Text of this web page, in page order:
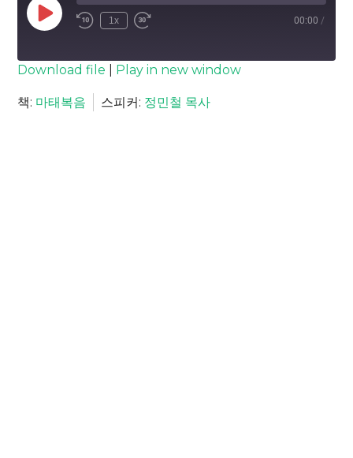
Play
Episode
1x 00:00 /
SUBSCRIBE
RSS FEED
SHARE
Download file Play in new window
책: 마태복음 스피커: 정민철 목사